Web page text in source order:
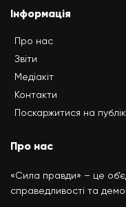
Інформація
Про нас
Звіти
Медіакіт
Контакти
Поскаржитися на
Про нас
«Сила правди» – це
справедливості та